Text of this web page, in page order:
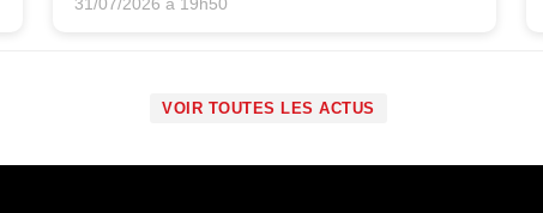
VOIR TOUTES LES ACTUS